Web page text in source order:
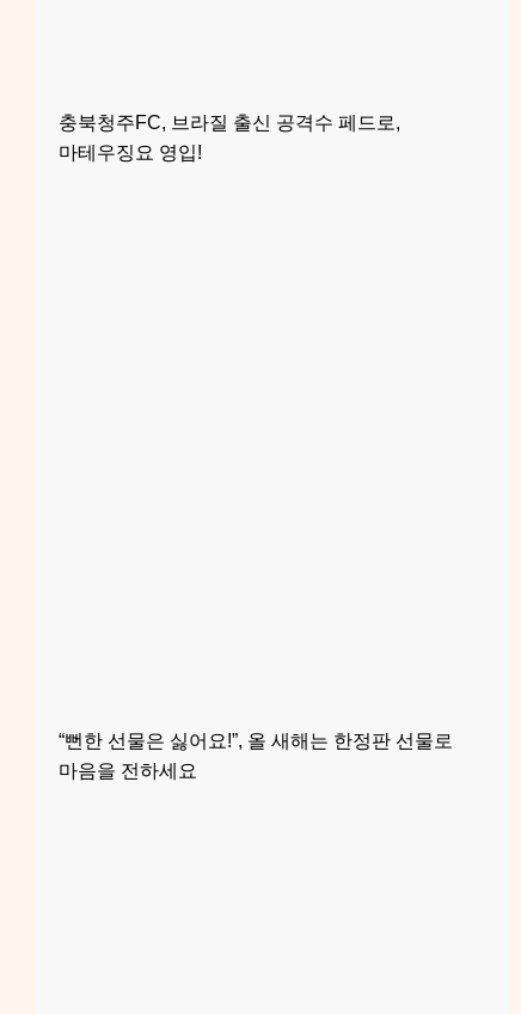
충북청주FC, 브라질 출신 공격수 페드로,
마테우징요 영입!
“뻔한 선물은 싫어요!”, 올 새해는 한정판 선물로
마음을 전하세요